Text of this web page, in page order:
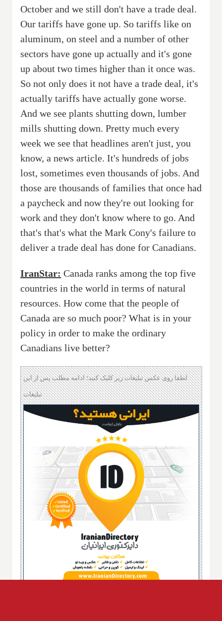
October and we still don't have a trade deal.
Our tariffs have gone up. So tariffs like on
aluminum, on steel and a number of other
sectors have gone up actually and it's gone
up about two times higher than it once was.
So not only does it not have a trade deal, it's
actually tariffs have actually gone worse.
And we see plants shutting down, lumber
mills shutting down. Pretty much every
week we see that headlines aren't just, you
know, a news article. It's hundreds of jobs
lost, sometimes even thousands of jobs. And
those are thousands of families that once had
a paycheck and now they're out looking for
work and they don't know where to go. And
that's that's what the Mark Cony's failure to
deliver a trade deal has done for Canadians.
IranStar: Canada ranks among the top five
countries in the world in terms of natural
resources. How come that the people of
Canada are so much poor? What is in your
policy in order to make the ordinary
Canadians live better?
لطفا روی عکس تبلیغات زیر کلیک کنید؛ ادامه مطلب پس از این
تبلیغات